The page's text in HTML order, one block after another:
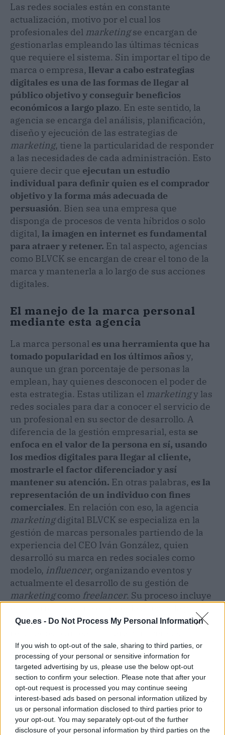
Que.es - Do Not Process My Personal Information
If you wish to opt-out of the sale, sharing to third parties, or
processing of your personal or sensitive information for
targeted advertising by us, please use the below opt-out
section to confirm your selection. Please note that after your
opt-out request is processed you may continue seeing
interest-based ads based on personal information utilized by
us or personal information disclosed to third parties prior to
your opt-out. You may separately opt-out of the further
disclosure of your personal information by third parties on the
Las redes sociales están en constante
actualización, motivo por el cual los
profesionales del marketingse encargan de
gestionarlas empleando las últimas técnicas
que requiere el sistema. Sin importar el tipo de
marca o empresa, llevar a cabo estrategias
digitales es una de las formas de llegar al
público objetivo y conseguir beneficios
económicos a largo plazo. En este sentido, la
agencia se encarga del análisis, planificación,
diseño y ejecución de las estrategias de
marketing, tiene la particularidad de responder
a las necesidades de cada administración. Esto
quiere decir que ejecutan un estudio
individual para definir quien es el comprador
objetivo y la forma más adecuada de
persuasión. Bien sea una empresa que
disponga de procesos de venta híbridos o solo
digital, la imagen en internet es fundamental
para atraer y retener. En tal aspecto, agencias
como BLVCK se encargan de crear el tono de la
marca y mantenerla a lo largo de sus acciones
digitales.
El manejo de la marca personal
mediante esta agencia
La marca personal es una herramienta que ha
tomado popularidad en los últimos años y,
aunque un gran porcentaje de personas la
emplean, hay quienes desconocen el poder de
esta estrategia. Estas utilizan el marketingy las
redes sociales para dar a conocer el servicio de
un profesional en su sector de desarrollo. A
diferencia de la gestión empresarial, esta se
enfoca en el valor de la persona en sí, usando
los medios digitales para llegar al cliente,
mostrarle el factor diferenciador y así
mantener su atención. En otras palabras, es la
representación de un individuo con fines
comerciales. En relación con eso, la agencia
marketingdigital BLVCK se especializa en la
gestión de marcas personales partiendo de la
experiencia del CEO Iván González, quien
desarrolló su marca en redes sociales como
modelo, influencer, organizando eventos y
actualmente el desarrollo de su gestión de
marketingcomo freelancer. Su proceso incluye
estudio de las analíticas hasta obtener los
servicios, BLVCK Agency cuenta con una
página web en la que detallan toda la
información.
Artículo anterior
El sistema de retos de
QUALO
Artículo siguiente
AXGA Solutions ofrece
una exclusiva